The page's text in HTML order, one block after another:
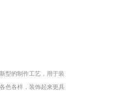
型的制作工艺，用于装
色各样，装饰起来更具